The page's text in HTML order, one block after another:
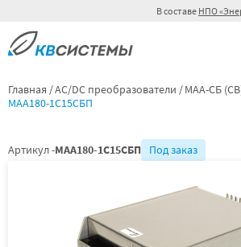
В составе НПО
Главная AC/DC преобразователи МАА-СБ
МАА180-1С15СБП
Артикул -МАА180-1С15СБП Под заказ